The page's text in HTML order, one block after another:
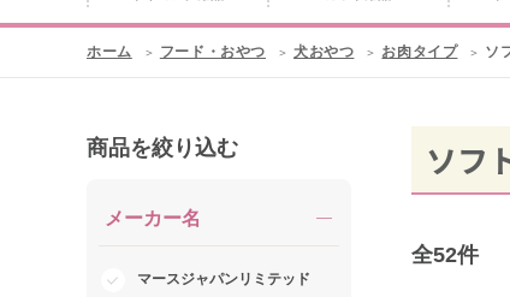
ホーム フード・おやつ 犬おやつ お肉タイプ ソ
商品を絞り込む
メーカー名
マースジャパンリミテッド
ソフ
全52件